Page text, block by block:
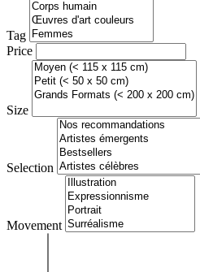
Tag
Price
Size
Selection
Movement